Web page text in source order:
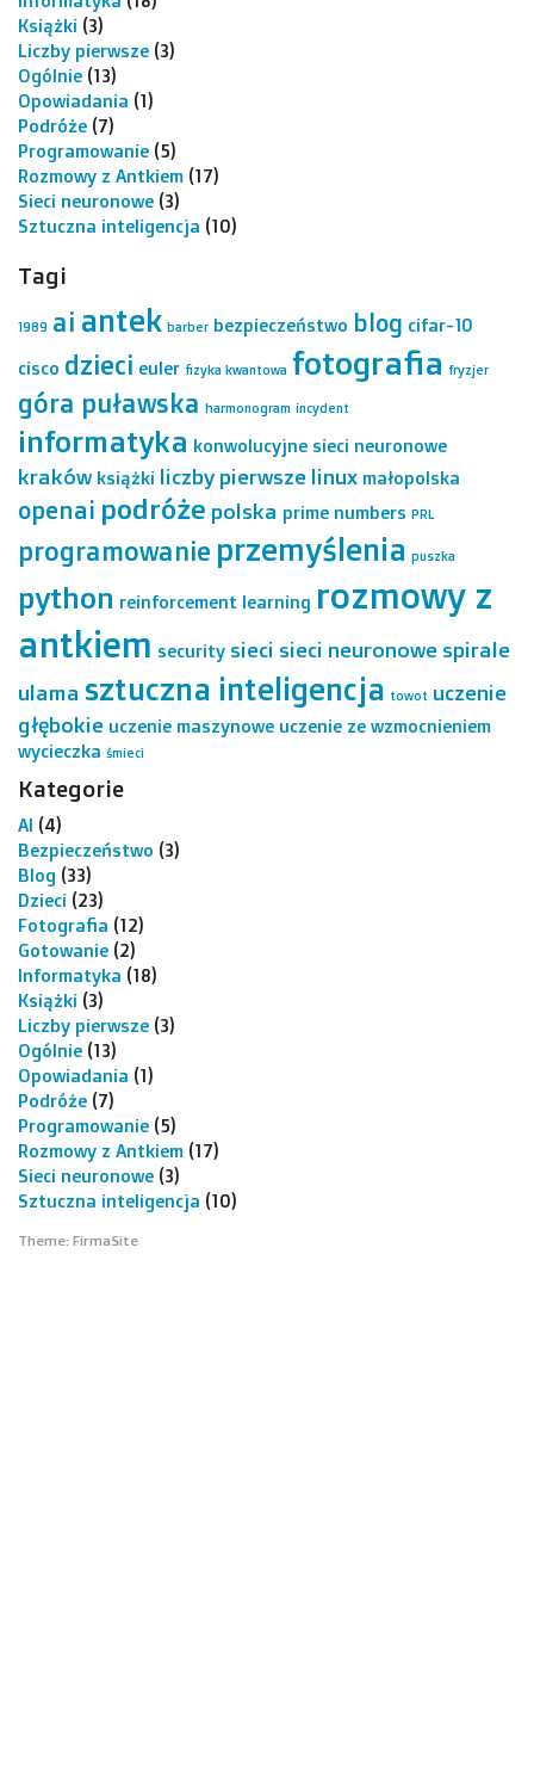
Książki (3)
Liczby pierwsze (3)
Ogólnie (13)
Opowiadania (1)
Podróże (7)
Programowanie (5)
Rozmowy z Antkiem (17)
Sieci neuronowe (3)
Sztuczna inteligencja (10)
Tagi
1989 ai antek barber bezpieczeństwo blog cifar-10
cisco dzieci euler fizyka kwantowa fotografia fryzjer
góra puławska harmonogram incydent
informatyka konwolucyjne sieci neuronowe
kraków książki liczby pierwsze linux małopolska
openai podróże polska prime numbers PRL
programowanie przemyślenia puszka
python reinforcement learning rozmowy z
antkiem security sieci sieci neuronowe spirale
ulama sztuczna inteligencja towot uczenie
głębokie uczenie maszynowe uczenie ze wzmocnieniem
wycieczka śmieci
Kategorie
AI (4)
Bezpieczeństwo (3)
Blog (33)
Dzieci (23)
Fotografia (12)
Gotowanie (2)
Informatyka (18)
Książki (3)
Liczby pierwsze (3)
Ogólnie (13)
Opowiadania (1)
Podróże (7)
Programowanie (5)
Rozmowy z Antkiem (17)
Sieci neuronowe (3)
Sztuczna inteligencja (10)
Theme: FirmaSite